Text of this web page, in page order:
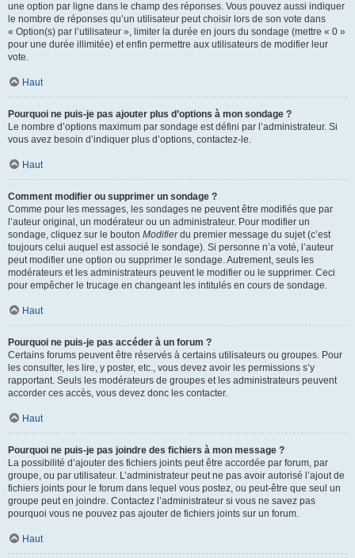
une option par ligne dans le champ des réponses. Vous pouvez aussi indiquer
le nombre de réponses qu’un utilisateur peut choisir lors de son vote dans
« Option(s) par l’utilisateur », limiter la durée en jours du sondage (mettre « 0 »
pour une durée illimitée) et enfin permettre aux utilisateurs de modifier leur
vote.
Haut
Pourquoi ne puis-je pas ajouter plus d’options à mon sondage ?
Le nombre d’options maximum par sondage est défini par l’administrateur. Si
vous avez besoin d’indiquer plus d’options, contactez-le.
Haut
Comment modifier ou supprimer un sondage ?
Comme pour les messages, les sondages ne peuvent être modifiés que par
l’auteur original, un modérateur ou un administrateur. Pour modifier un
sondage, cliquez sur le bouton Modifierdu premier message du sujet (c’est
toujours celui auquel est associé le sondage). Si personne n’a voté, l’auteur
peut modifier une option ou supprimer le sondage. Autrement, seuls les
modérateurs et les administrateurs peuvent le modifier ou le supprimer. Ceci
pour empêcher le trucage en changeant les intitulés en cours de sondage.
Haut
Pourquoi ne puis-je pas accéder à un forum ?
Certains forums peuvent être réservés à certains utilisateurs ou groupes. Pour
les consulter, les lire, y poster, etc., vous devez avoir les permissions s’y
rapportant. Seuls les modérateurs de groupes et les administrateurs peuvent
accorder ces accès, vous devez donc les contacter.
Haut
Pourquoi ne puis-je pas joindre des fichiers à mon message ?
La possibilité d’ajouter des fichiers joints peut être accordée par forum, par
groupe, ou par utilisateur. L’administrateur peut ne pas avoir autorisé l’ajout de
fichiers joints pour le forum dans lequel vous postez, ou peut-être que seul un
groupe peut en joindre. Contactez l’administrateur si vous ne savez pas
pourquoi vous ne pouvez pas ajouter de fichiers joints sur un forum.
Haut